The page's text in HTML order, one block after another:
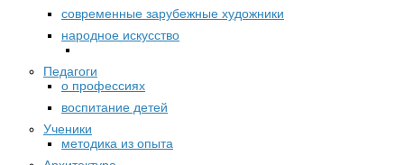
современные зарубежные художники
народное искусство
Педагоги
о профессиях
воспитание детей
Ученики
методика из опыта